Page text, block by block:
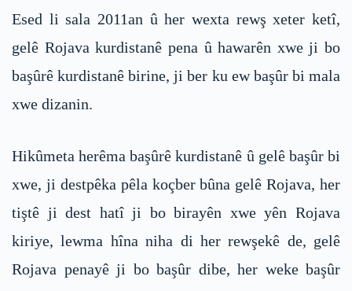
Esed li sala 2011an û her wexta rewş xeter ketî,
gelê Rojava kurdistanê pena û hawarên xwe ji bo
başûrê kurdistanê birine, ji ber ku ew başûr bi mala
xwe dizanin.
Hikûmeta herêma başûrê kurdistanê û gelê başûr bi
xwe, ji destpêka pêla koçber bûna gelê Rojava, her
tiştê ji dest hatî ji bo birayên xwe yên Rojava
kiriye, lewma hîna niha di her rewşekê de, gelê
Rojava penayê ji bo başûr dibe, her weke başûr